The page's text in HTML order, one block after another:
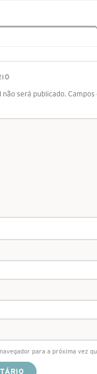
não será publicado. Campos
para a próxima vez